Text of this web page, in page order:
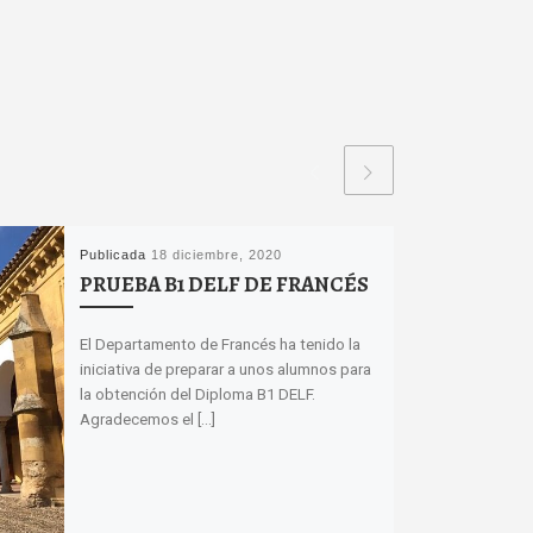
Publicada 18 diciembre, 2020
PRUEBA B1 DELF DE FRANCÉS
El Departamento de Francés ha tenido la
iniciativa de preparar a unos alumnos para
la obtención del Diploma B1 DELF.
Agradecemos el […]